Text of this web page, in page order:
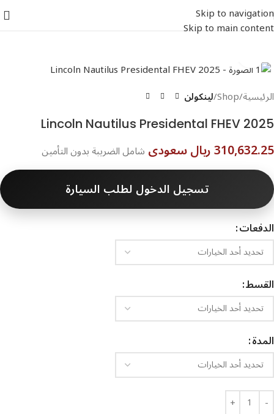
Skip to navigation
Skip to main content
الرئيسية Shop لينكولن
310,632.25 ريال سعودى شامل الضريبة بدون التأمين
تسجيل الدخول لطلب السيارة
الدفعات
القسط
المدة